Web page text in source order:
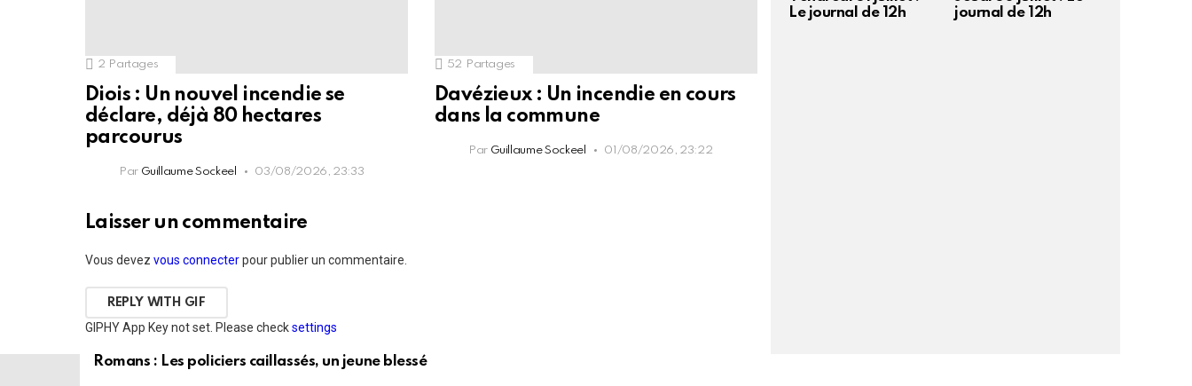
2 Partages
Diois : Un nouvel incendie se
déclare, déjà 80 hectares
parcourus
Par Guillaume Sockeel 03/08/2026, 23:33
52 Partages
Davézieux : Un incendie en cours
dans la commune
Par Guillaume Sockeel 01/08/2026, 23:22
Laisser un commentaire
Vous devez vous connecterpour publier un commentaire.
REPLY WITH GIF
GIPHY App Key not set. Please checksettings
Le journal de 12h
journal de 12h
Romans : Les policiers caillassés, un jeune blessé